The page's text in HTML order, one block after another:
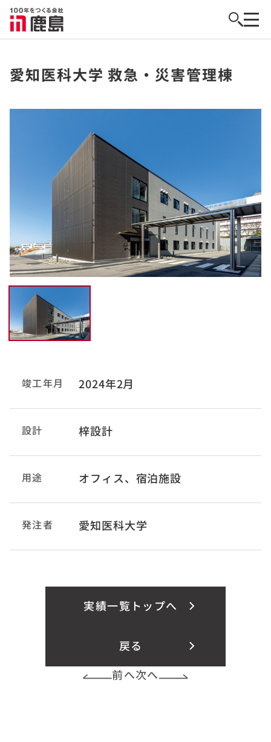
愛知医科大学 救急・災害管理棟
竣工年月 2024年2月
設計 梓設計
用途 オフィス、宿泊施設
発注者 愛知医科大学
実績一覧トップへ
戻る
前へ次へ